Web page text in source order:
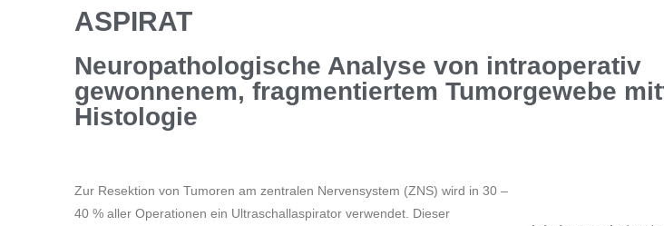
ASPIRAT
Neuropathologische Analyse von intraoperativ
gewonnenem, fragmentiertem Tumorgewebe
Histologie
Zur Resektion von Tumoren am zentralen Nervensystem (ZNS) wird in 30 –
40 % aller Operationen ein Ultraschallaspirator verwendet. Dieser